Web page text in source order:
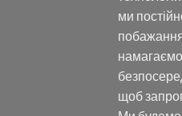
ми
побажання
щоб